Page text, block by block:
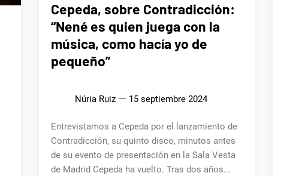
MÚSICA
Cepeda, sobre Contradicción:
“Nené es quien juega con la
música, como hacía yo de
pequeño”
Núria Ruiz 15 septiembre 2024
Entrevistamos a Cepeda por el lanzamiento de
Contradicción, su quinto disco, minutos antes
de su evento de presentación en la Sala Vesta
de Madrid Cepeda ha vuelto. Tras dos años...